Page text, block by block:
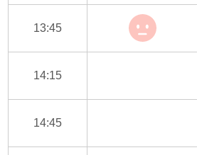
13:45
14:15
14:45